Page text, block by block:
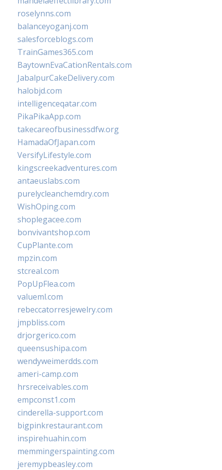
roselynns.com
balanceyoganj.com
salesforceblogs.com
TrainGames365.com
BaytownEvaCationRentals.com
JabalpurCakeDelivery.com
halobjd.com
intelligenceqatar.com
PikaPikaApp.com
takecareofbusinessdfw.org
HamadaOfJapan.com
VersifyLifestyle.com
kingscreekadventures.com
antaeuslabs.com
purelycleanchemdry.com
WishOping.com
shoplegacee.com
bonvivantshop.com
CupPlante.com
mpzin.com
stcreal.com
PopUpFlea.com
valueml.com
rebeccatorresjewelry.com
jmpbliss.com
drjorgerico.com
queensushipa.com
wendyweimerdds.com
ameri-camp.com
hrsreceivables.com
empconst1.com
cinderella-support.com
bigpinkrestaurant.com
inspirehuahin.com
memmingerspainting.com
jeremypbeasley.com